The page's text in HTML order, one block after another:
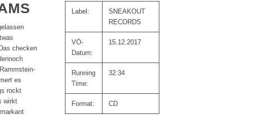
checken
es
rockt
wirkt
Label:
SNEAKOUT
RECORDS
VÖ-
Datum:
15.12.2017
Running
Time:
32:34
Format: CD